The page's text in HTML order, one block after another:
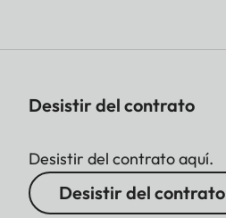
Desistir del contrato
Desistir del contrato aquí.
Desistir del contrato